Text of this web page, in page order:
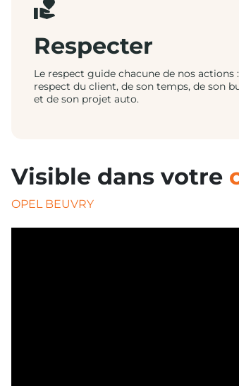
Respecter
Le respect guide chacune de nos actions :
respect du client, de son temps, de son
et de son projet auto.
Visible dans votre
OPEL BEUVRY